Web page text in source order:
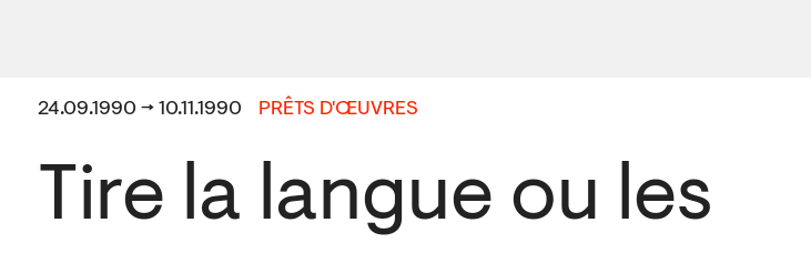
24.09.1990 → 10.11.1990 PRÊTS D'ŒUVRES
Tire la langue ou les